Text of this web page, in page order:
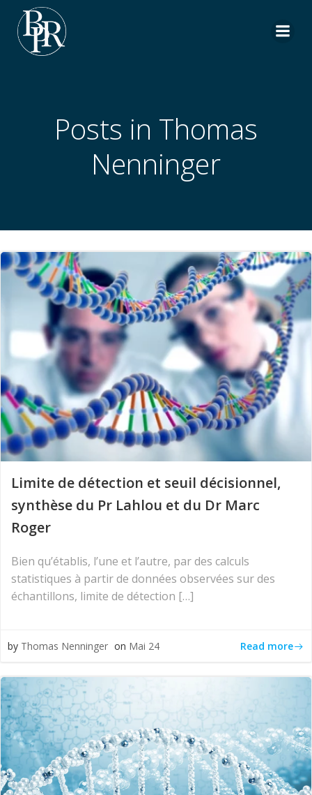
Posts in Thomas
Nenninger
Limite de détection et seuil décisionnel,
synthèse du Pr Lahlou et du Dr Marc
Roger
Bien qu’établis, l’une et l’autre, par des calculs
statistiques à partir de données observées sur des
échantillons, limite de détection […]
by Thomas Nenninger on Mai 24 Read more